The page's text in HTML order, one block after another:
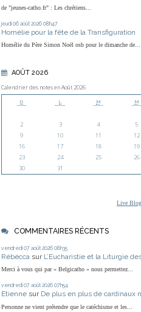
de "jeunes-catho.fr" : Les chrétiens...
jeudi 06 août 2026 08h47
Homélie pour la fête de la Transfiguration
Homélie du Père Simon Noël osb pour le dimanche de...
AOÛT 2026
Calendrier des notes en Août 2026
D L M M
2
3 4 5
9
10 11 12
16
17 18 19
23
24 25 26
30
31
Live
COMMENTAIRES RÉCENTS
vendredi 07 août 2026 08h35
Rébécca sur L’Eucharistie et la Liturgie
Merci à vous qui par « Belgicatho » nous permettez...
vendredi 07 août 2026 07h54
Etienne sur De plus en plus de cardinaux
Personne ne vient prétendre que le catéchisme et les...